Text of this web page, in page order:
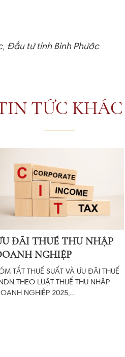
, Đầu tư tỉnh Bình Phước
TỨC KHÁC
ĐÃI THUẾ THU NHẬP
NGHIỆP
TẮT THUẾ SUẤT VÀ ƯU ĐÃI THUẾ
THEO LUẬT THUẾ THU NHẬP
NGHIỆP 2025,...